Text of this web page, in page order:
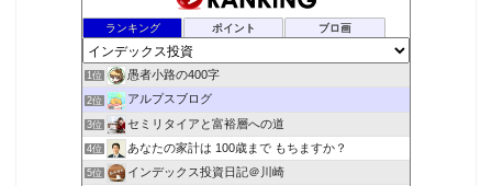
ランキング ポイント ブロ画
1位 愚者小路の400字
2位 アルプスブログ
3位 セミリタイアと富裕層への道
4位 あなたの家計は 100歳まで もちますか？
5位 インデックス投資日記＠川崎